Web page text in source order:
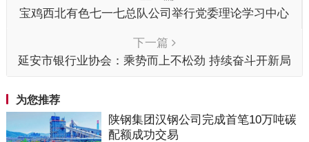
宝鸡西北有色七一七总队公司举行党委理论学习中心
下一篇
延安市银行业协会：乘势而上不松劲 持续奋斗开新局
为您推荐
陕钢集团汉钢公司完成首笔10万吨碳
配额成功交易